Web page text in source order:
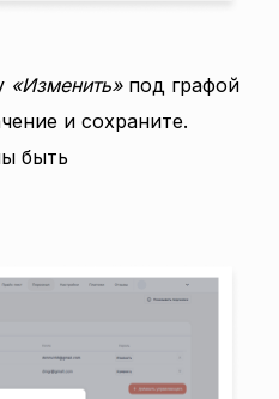
«Изменить»под графой
и сохраните.
быть